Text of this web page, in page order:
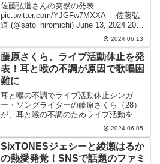
佐藤弘道さんの突然の発表
pic.twitter.com/YJGFw7MXXA— 佐藤弘
道 (@sato_hiromichi) June 13, 2024 2024
年6月13日、タレントの佐藤弘道さん
（55）が脊髄梗塞を発症し、下半身麻痺
とな...
2024.06.13
藤原さくら、ライブ活動休止を発
表！耳と喉の不調が原因で歌唱困
難に
耳と喉の不調でライブ活動休止シンガ
ー・ソングライターの藤原さくら（28）
が、耳と喉の不調のためライブ活動を一
時休止することを発表しました。6月5
日、所属事務所アミューズの公式サイト
で明らかにされました。所属事務所から
の公式発表アミューズは「...
2024.06.05
SixTONESジェシーと綾瀬はるか
の熱愛発覚！SNSで話題のファミ